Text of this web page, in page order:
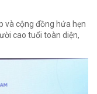
và cộng đồng hứa hẹn
cao tuổi toàn diện,